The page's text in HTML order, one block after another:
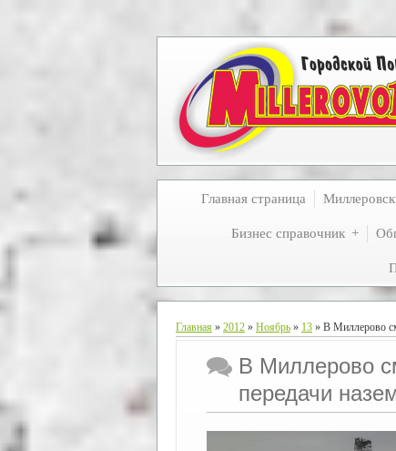
Главная страница
Бизнес справочник
Главная » 2012 » Ноябрь » 13 » В Миллерово
В Миллерово
передачи